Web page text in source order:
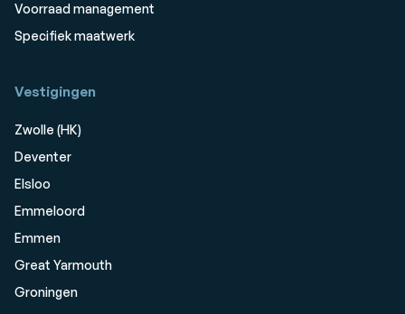
Voorraad management
Specifiek maatwerk
Vestigingen
Zwolle (HK)
Deventer
Elsloo
Emmeloord
Emmen
Great Yarmouth
Groningen